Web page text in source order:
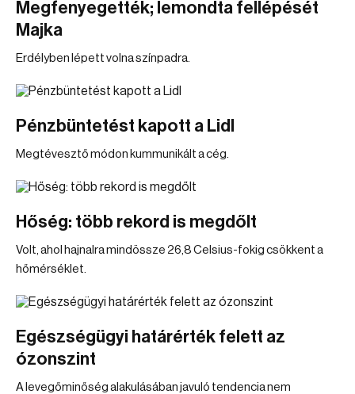
Megfenyegették; lemondta fellépését
Majka
Erdélyben lépett volna színpadra.
Pénzbüntetést kapott a Lidl
Megtévesztő módon kummunikált a cég.
Hőség: több rekord is megdőlt
Volt, ahol hajnalra mindössze 26,8 Celsius-fokig csökkent a
hőmérséklet.
Egészségügyi határérték felett az
ózonszint
A levegőminőség alakulásában javuló tendencia nem